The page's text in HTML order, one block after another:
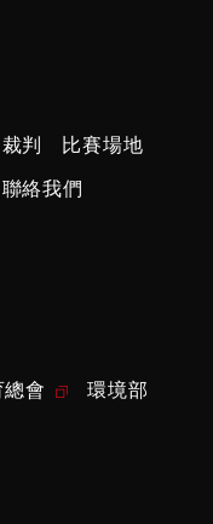
裁判
比賽場地
聯絡我們
會 環境部